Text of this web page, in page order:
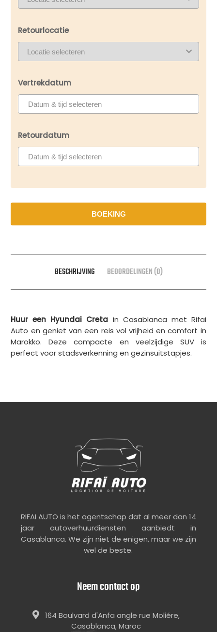
Retourlocatie
Vertrekdatum
Retourdatum
BOEKING
BESCHRIJVING BEOORDELINGEN (0)
Huur een Hyundai Creta in Casablanca met Rifai
Auto en geniet van een reis vol vrijheid en comfort in
Marokko. Deze compacte en veelzijdige SUV is
perfect voor stadsverkenning en gezinsuitstapjes.
RIFAI AUTO is het agentschap dat al meer dan 14
jaar autoverhuurdiensten aanbiedt in
Casablanca. We zijn niet de enigen, maar we zijn
wel de beste.
Neem contact op
164 Boulvard d'Anfa angle rue Moliére,
Casablanca, Maroc